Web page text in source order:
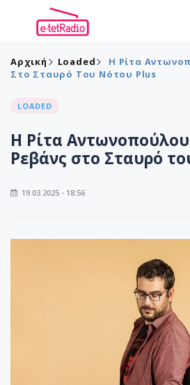
Αρχική Loaded
Η Ρίτα
Στο Σταυρό Του Νότου Plus
LOADED
Η Ρίτα Αντωνοπούλου
Ρεβάνς στο Σταυρό
19.03.2025 - 18:56